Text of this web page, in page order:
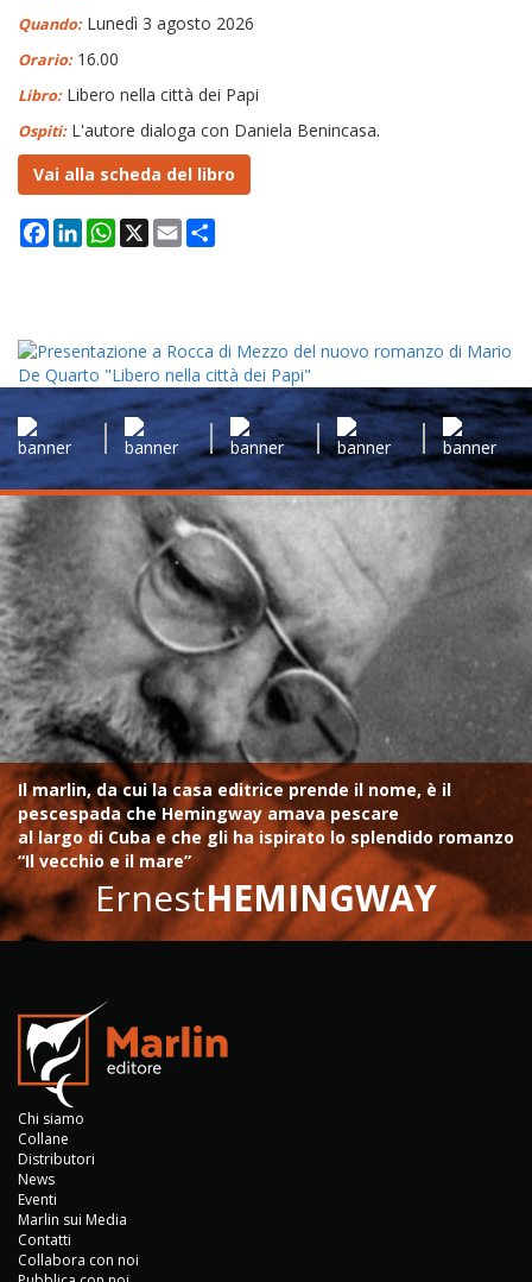
Quando:Lunedì 3 agosto 2026
Orario:16.00
Libro:Libero nella città dei Papi
Ospiti:L'autore dialoga con Daniela Benincasa.
Vai alla scheda del libro
Facebook
LinkedInWhatsApp
X Email
Il marlin, da cui la casa editrice prende il nome, è il
pescespada che Hemingway amava pescare
al largo di Cuba e che gli ha ispirato lo splendido romanzo
“Il vecchio e il mare”
ErnestHEMINGWAY
Chi siamo
Collane
Distributori
News
Eventi
Marlin sui Media
Contatti
Collabora con noi